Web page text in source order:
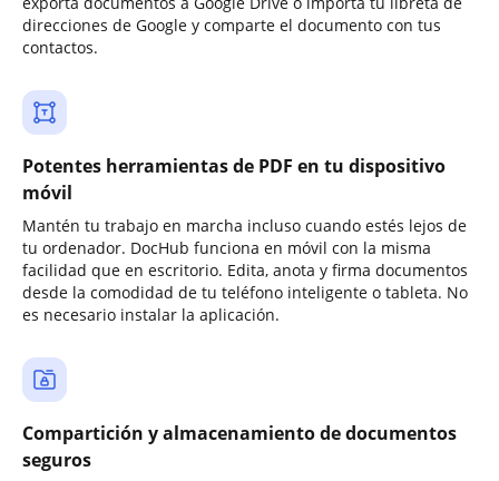
direcciones de Google y comparte el documento con tus
contactos.
Potentes herramientas de PDF en tu dispositivo
móvil
Mantén tu trabajo en marcha incluso cuando estés lejos de
tu ordenador. DocHub funciona en móvil con la misma
facilidad que en escritorio. Edita, anota y firma documentos
desde la comodidad de tu teléfono inteligente o tableta. No
es necesario instalar la aplicación.
Compartición y almacenamiento de documentos
seguros